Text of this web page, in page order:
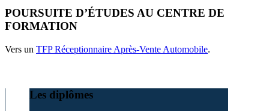
POURSUITE D’ÉTUDES AU CENTRE DE
FORMATION
Vers un TFP Réceptionnaire Après-Vente Automobile.
Les diplômes